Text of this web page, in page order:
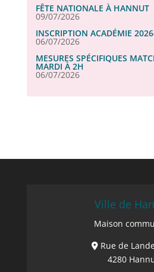
FÊTE NATIONALE À HANNUT
09/07/2026
INSCRIPTION ACADÉMIE
06/07/2026
MESURES SPÉCIFIQUES
MARDI À 2H
06/07/2026
Ville de
Maison
Rue de
4280